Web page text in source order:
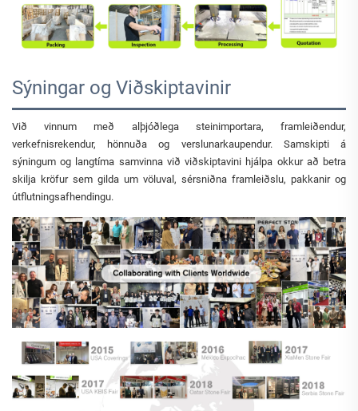
Sýningar og Viðskiptavinir
Við vinnum með alþjóðlega steinimportara, framleiðendur,
verkefnisrekendur, hönnuða og verslunarkaupendur. Samskipti á
sýningum og langtíma samvinna við viðskiptavini hjálpa okkur að betra
skilja kröfur sem gilda um völuval, sérsniðna framleiðslu, pakkanir og
útflutningsafhendingu.